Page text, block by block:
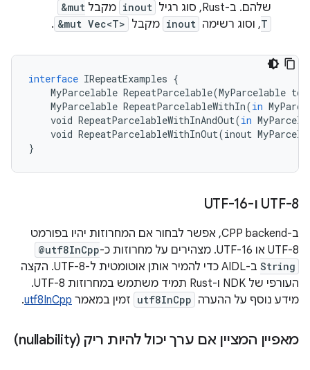
שלהם. ב-Rust, סוג רגיל
inout מקבל &mut
T, וסוג רשימה inout מקבל &mut Vec<T>
.
interface IRepeatExamples {
MyParcelable RepeatParcelable(MyParcelable
MyParcelable RepeatParcelableWithIn(in
void RepeatParcelableWithInAndOut(in
void RepeatParcelableWithInOut(inout
}
‫UTF-8 ו-UTF-16
ב-CPP backend, אפשר לבחור אם המחרוזות יהיו בפורמט
UTF-8 או UTF-16. מצהירים על מחרוזות כ-
@utf8InCpp
String
ב-AIDL כדי להמיר אותן אוטומטית ל-UTF-8. הקצה
העורפי של NDK ו-Rust תמיד משתמש במחרוזות UTF-8.
מידע נוסף על ההערה utf8InCpp זמין במאמר utf8InCpp
.
מאפיין המציין אם ערך יכול להיות ריק (nullability)